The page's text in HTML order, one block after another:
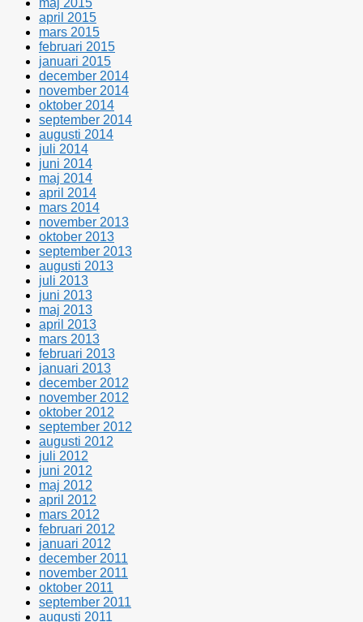
april 2015
mars 2015
februari 2015
januari 2015
december 2014
november 2014
oktober 2014
september 2014
augusti 2014
juli 2014
juni 2014
maj 2014
april 2014
mars 2014
november 2013
oktober 2013
september 2013
augusti 2013
juli 2013
juni 2013
maj 2013
april 2013
mars 2013
februari 2013
januari 2013
december 2012
november 2012
oktober 2012
september 2012
augusti 2012
juli 2012
juni 2012
maj 2012
april 2012
mars 2012
februari 2012
januari 2012
december 2011
november 2011
oktober 2011
september 2011
augusti 2011